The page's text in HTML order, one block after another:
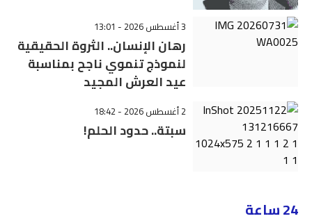
3 أغسطس 2026 - 13:01
رهان الإنسان.. الثروة الحقيقية
لنموذج تنموي ناجح بمناسبة
عيد العرش المجيد
2 أغسطس 2026 - 18:42
سبتة.. حدود الحلم!
24 ساعة